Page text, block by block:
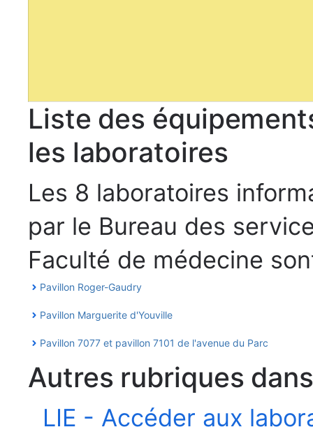
Liste des
les laboratoires
Les 8 laboratoires
par le Bureau des
Faculté de médecine
Pavillon Roger-Gaudry
Pavillon Marguerite d'Youville
Pavillon 7077 et pavillon 7101 de l'avenue du Parc
Autres rubriques
LIE - Accéder aux